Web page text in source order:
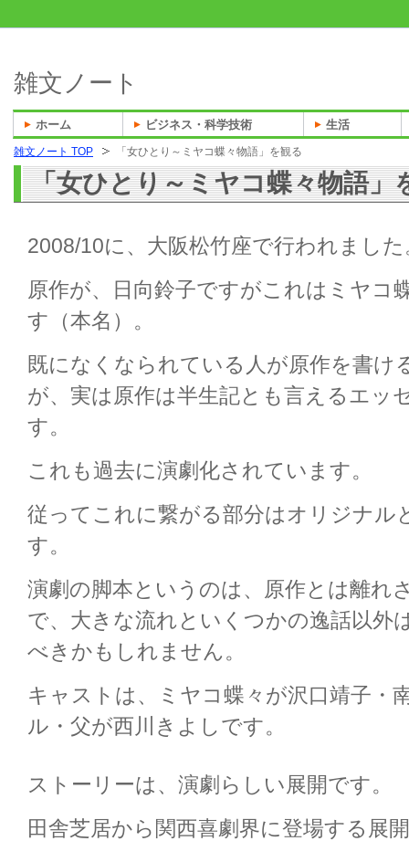
雑文ノート TOP 「女ひとり～ミヤコ蝶々物語」を観る
「女ひとり～ミヤコ蝶々物語」
2008/10に、大阪松竹座で行われました
原作が、日向鈴子ですがこれはミヤコ
す（本名）。
既になくなられている人が原作を書け
が、実は原作は半生記とも言えるエッ
す。
これも過去に演劇化されています。
従ってこれに繋がる部分はオリジナル
す。
演劇の脚本というのは、原作とは離れ
で、大きな流れといくつかの逸話以外
べきかもしれません。
キャストは、ミヤコ蝶々が沢口靖子・
ル・父が西川きよしです。
ストーリーは、演劇らしい展開です。
田舎芝居から関西喜劇界に登場する展
雑文ノート
ホーム ビジネス・科学技術 生活